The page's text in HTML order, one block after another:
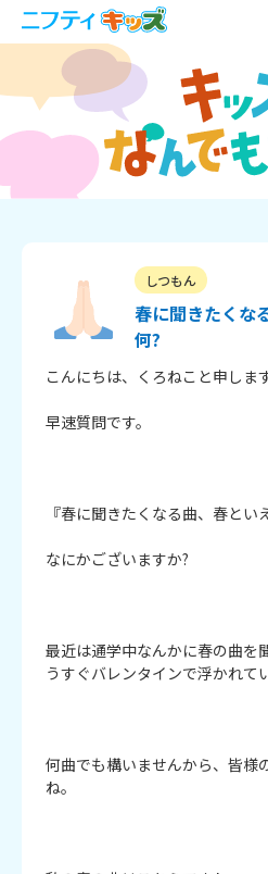
しつもん
春に聞きたくな
何?
こんにちは、くろねこと申します
早速質問です。
『春に聞きたくなる曲、春とい
なにかございますか?
最近は通学中なんかに春の曲を
うすぐバレンタインで浮かれて
何曲でも構いませんから、皆様
ね。